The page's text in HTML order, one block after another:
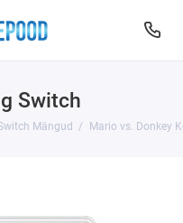
Switch
Mängud Mario vs. Donkey